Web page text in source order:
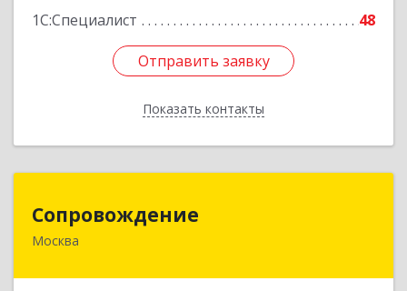
1С:Специалист
48
Отправить заявку
Показать контакты
Отправить заявку
Назад
Сопровождение
Москва
117198, Москва г, Саморы Машела ул, дом № 8,